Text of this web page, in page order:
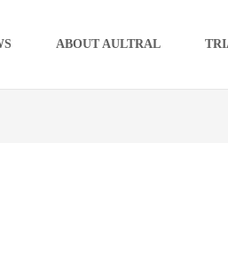
ABOUT AULTRAL